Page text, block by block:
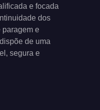
e focada
dos
paragem e
de uma
segura e